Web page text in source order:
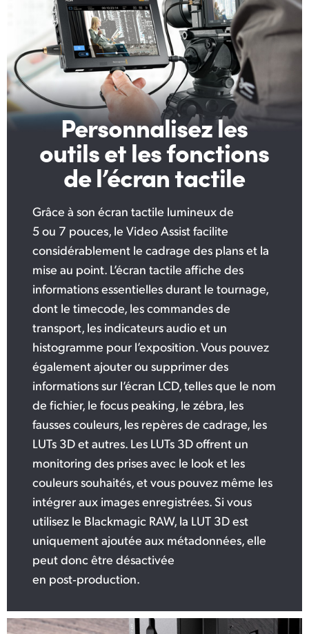
Personnalisez les
outilset les fonctions
de l’écran tactile
Grâce à son écran tactile lumineux de
5 ou 7 pouces, le Video Assist facilite
considérablement le cadrage des plans et la
mise au point. L’écran tactile affiche des
informations essentielles durant le tournage,
dont le timecode, les commandes de
transport, les indicateurs audio et un
histogramme pour l’exposition. Vous pouvez
également ajouter ou supprimer des
informations sur l’écran LCD, telles que le nom
de fichier, le focus peaking, le zébra, les
fausses couleurs, les repères de cadrage, les
LUTs 3D et autres. Les LUTs 3D offrent un
monitoring des prises avec le look et les
couleurs souhaités, et vous pouvez même les
intégrer aux images enregistrées. Si vous
utilisez le Blackmagic RAW, la LUT 3D est
uniquement ajoutée aux métadonnées, elle
peut donc être désactivée
en post‑production.